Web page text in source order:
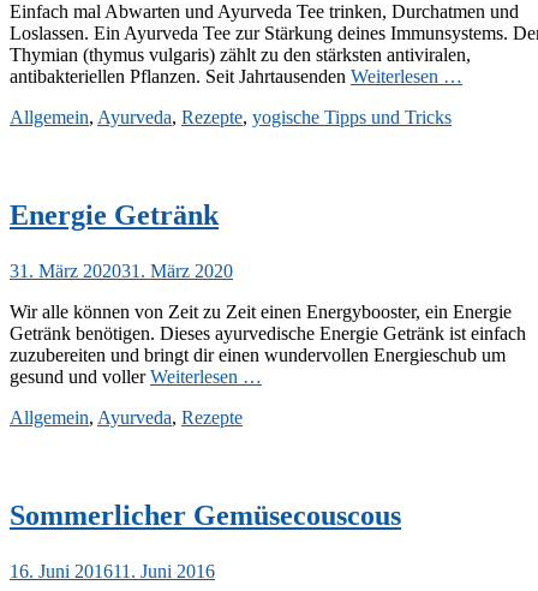
Einfach mal Abwarten und Ayurveda Tee trinken, Durchatmen und
Loslassen. Ein Ayurveda Tee zur Stärkung deines Immunsystems.
Thymian (thymus vulgaris) zählt zu den stärksten antiviralen,
antibakteriellen Pflanzen. Seit Jahrtausenden Weiterlesen …
Kategorien
Allgemein, Ayurveda, Rezepte, yogische Tipps und Tricks
Energie Getränk
Veröffentlicht
31. März 202031. März 2020
Wir alle können von Zeit zu Zeit einen Energybooster, ein Energie
Getränk benötigen. Dieses ayurvedische Energie Getränk ist einfach
zuzubereiten und bringt dir einen wundervollen Energieschub um
gesund und vollerWeiterlesen …
Kategorien
Allgemein, Ayurveda, Rezepte
Sommerlicher Gemüsecouscous
Veröffentlicht
16. Juni 201611. Juni 2016